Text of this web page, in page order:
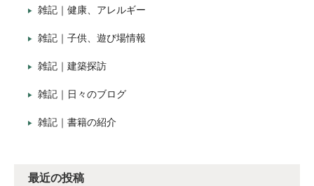
雑記｜健康、アレルギー
雑記｜子供、遊び場情報
雑記｜建築探訪
雑記｜日々のブログ
雑記｜書籍の紹介
最近の投稿